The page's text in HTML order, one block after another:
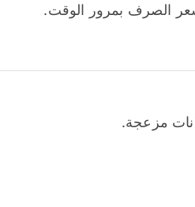
الصرف بمرور الوقت.
مزعجة.